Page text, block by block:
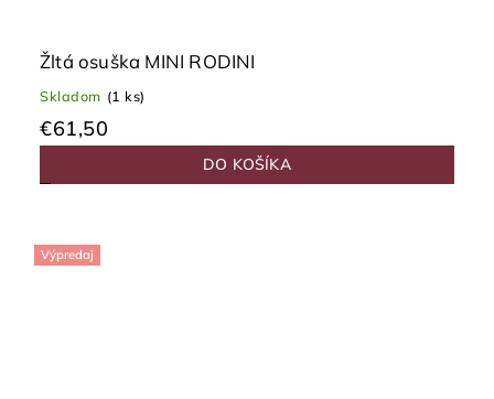
Žltá osuška MINI RODINI
Skladom (1 ks)
€61,50
DO KOŠÍKA
Výpredaj